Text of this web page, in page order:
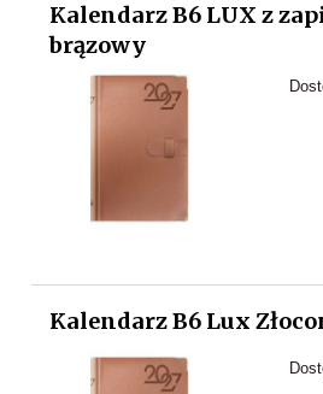
Kalendarz B6 LUX z
brązowy
Kalendarz B6 Lux